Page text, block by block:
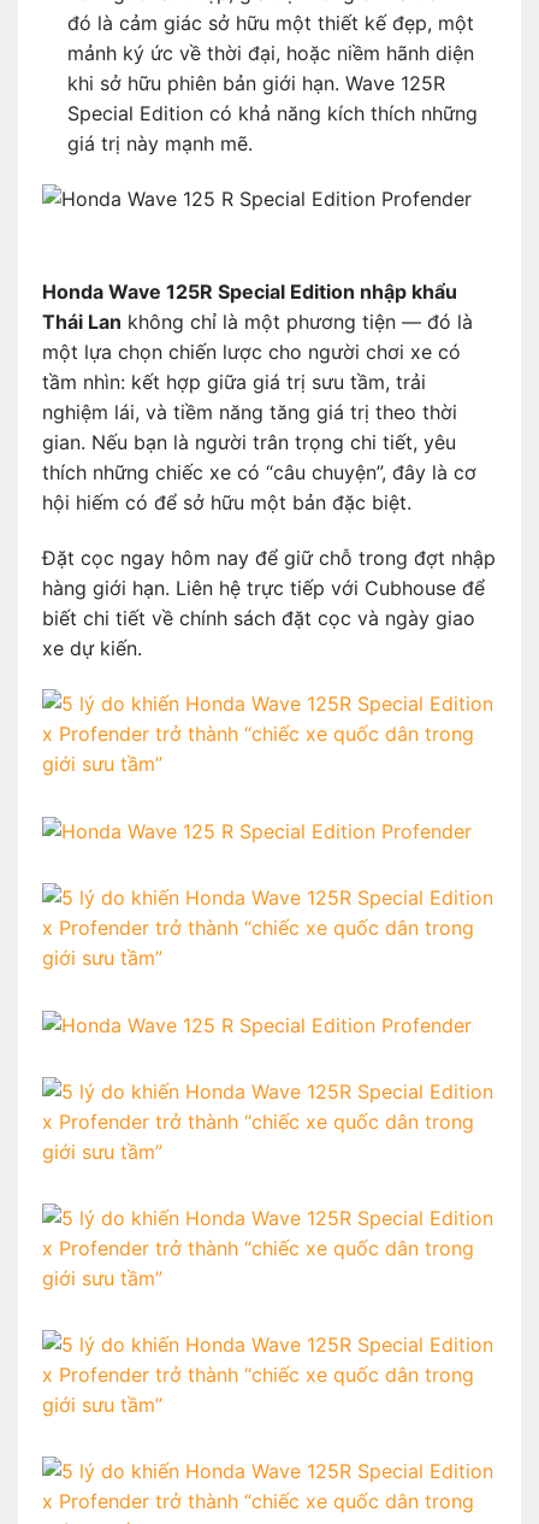
đó là cảm giác sở hữu một thiết kế đẹp, một
mảnh ký ức về thời đại, hoặc niềm hãnh diện
khi sở hữu phiên bản giới hạn. Wave 125R
Special Edition có khả năng kích thích những
giá trị này mạnh mẽ.
Honda Wave 125R Special Edition nhập khẩu
Thái Lan không chỉ là một phương tiện — đó là
một lựa chọn chiến lược cho người chơi xe có
tầm nhìn: kết hợp giữa giá trị sưu tầm, trải
nghiệm lái, và tiềm năng tăng giá trị theo thời
gian. Nếu bạn là người trân trọng chi tiết, yêu
thích những chiếc xe có “câu chuyện”, đây là cơ
hội hiếm có để sở hữu một bản đặc biệt.
Đặt cọc ngay hôm nay để giữ chỗ trong đợt nhập
hàng giới hạn. Liên hệ trực tiếp với Cubhouse để
biết chi tiết về chính sách đặt cọc và ngày giao
xe dự kiến.